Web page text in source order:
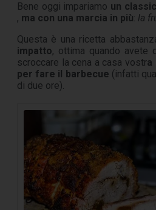
Bene oggi impariamo un
, ma con una marcia in più: la
Questa è una ricetta
impatto, ottima quando avete
scroccare la cena a casa vostra
per fare il barbecue (infatti
di due ore).